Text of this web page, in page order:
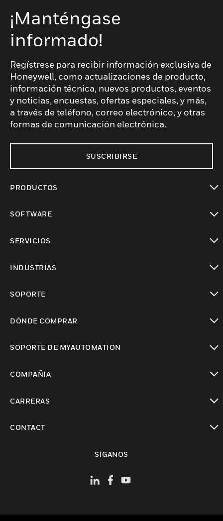
¡Manténgase
informado!
Regístrese para recibir información exclusiva de
Honeywell, como actualizaciones de producto,
información técnica, nuevos productos, eventos
y noticias, encuestas, ofertas especiales, y más,
a través de teléfono, correo electrónico, y otras
formas de comunicación electrónica.
SUSCRIBIRSE
PRODUCTOS
SOFTWARE
SERVICIOS
INDUSTRIAS
SOPORTE
DÓNDE COMPRAR
SOPORTE DE MYAUTOMATION
COMPAÑÍA
CARRERAS
CONTACT
SÍGANOS